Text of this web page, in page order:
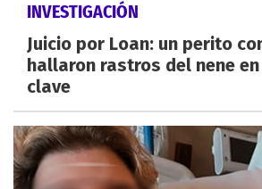
INVESTIGACIÓN
Juicio por Loan: un perito
hallaron rastros del nene
clave